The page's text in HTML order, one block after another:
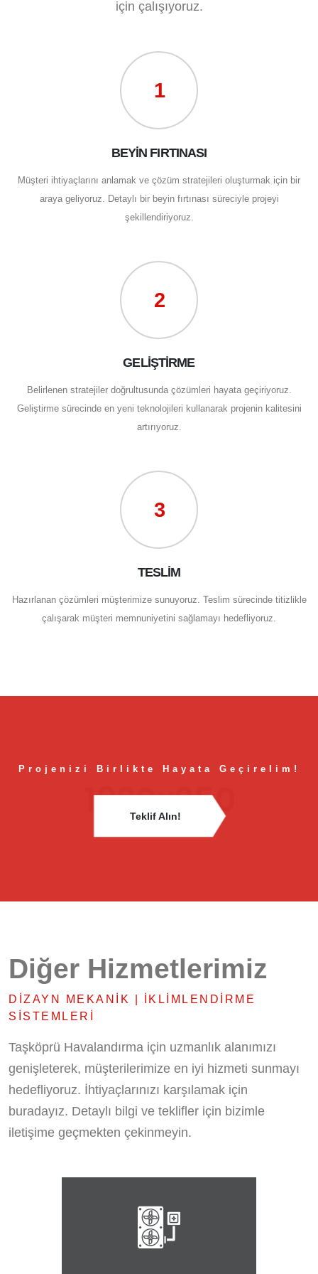
için çalışıyoruz.
1
BEYİN FIRTINASI
Müşteri ihtiyaçlarını anlamak ve çözüm stratejileri oluşturmak için bir
araya geliyoruz. Detaylı bir beyin fırtınası süreciyle projeyi
şekillendiriyoruz.
2
GELİŞTİRME
Belirlenen stratejiler doğrultusunda çözümleri hayata geçiriyoruz.
Geliştirme sürecinde en yeni teknolojileri kullanarak projenin kalitesini
artırıyoruz.
3
TESLİM
Hazırlanan çözümleri müşterimize sunuyoruz. Teslim sürecinde titizlikle
çalışarak müşteri memnuniyetini sağlamayı hedefliyoruz.
Projenizi Birlikte Hayata Geçirelim!
Teklif Alın!
Diğer Hizmetlerimiz
DIZAYN MEKANIK | İKLIMLENDIRME
SISTEMLERI
Taşköprü Havalandırma için uzmanlık alanımızı
genişleterek, müşterilerimize en iyi hizmeti sunmayı
hedefliyoruz. İhtiyaçlarınızı karşılamak için
buradayız. Detaylı bilgi ve teklifler için bizimle
iletişime geçmekten çekinmeyin.